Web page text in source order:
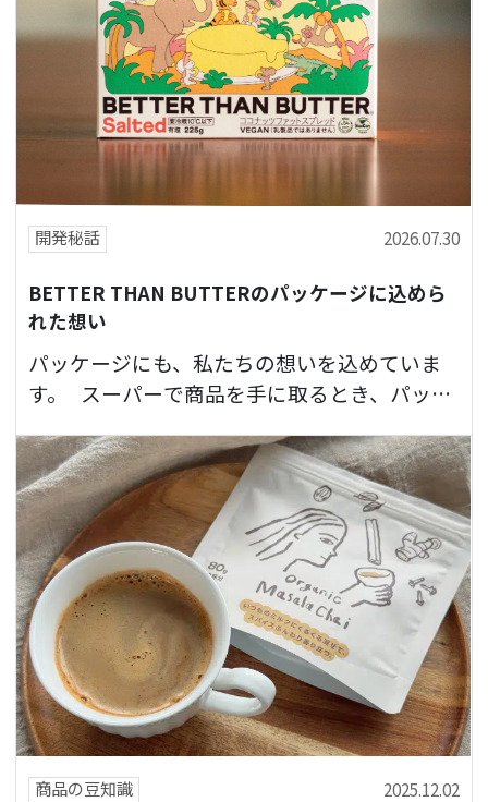
開発秘話 2026.07.30
BETTER THAN BUTTERのパッケージに込めら
れた想い
パッケージにも、私たちの想いを込めていま
す。 スーパーで商品を手に取るとき、パッケ
んだかこのデザイン好き…
商品の豆知識 2025.12.02